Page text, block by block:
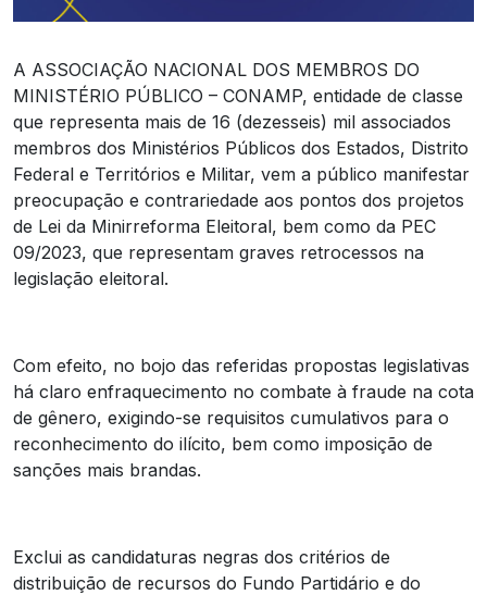
A ASSOCIAÇÃO NACIONAL DOS MEMBROS DO
MINISTÉRIO PÚBLICO – CONAMP, entidade de classe
que representa mais de 16 (dezesseis) mil associados
membros dos Ministérios Públicos dos Estados, Distrito
Federal e Territórios e Militar, vem a público manifestar
preocupação e contrariedade aos pontos dos projetos
de Lei da Minirreforma Eleitoral, bem como da PEC
09/2023, que representam graves retrocessos na
legislação eleitoral.
Com efeito, no bojo das referidas propostas legislativas
há claro enfraquecimento no combate à fraude na cota
de gênero, exigindo-se requisitos cumulativos para o
reconhecimento do ilícito, bem como imposição de
sanções mais brandas.
Exclui as candidaturas negras dos critérios de
distribuição de recursos do Fundo Partidário e do